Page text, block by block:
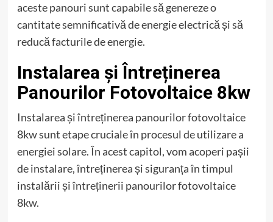
aceste panouri sunt capabile să genereze o
cantitate semnificativă de energie electrică și să
reducă facturile de energie.
Instalarea și Întreținerea
Panourilor Fotovoltaice 8kw
Instalarea și întreținerea panourilor fotovoltaice
8kw sunt etape cruciale în procesul de utilizare a
energiei solare. În acest capitol, vom acoperi pașii
de instalare, întreținerea și siguranța în timpul
instalării și întreținerii panourilor fotovoltaice
8kw.